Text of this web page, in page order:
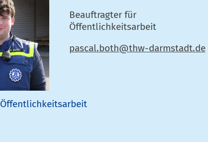
Beauftragter für
Öffentlichkeitsarbeit
Öffentlichkeitsarbeit